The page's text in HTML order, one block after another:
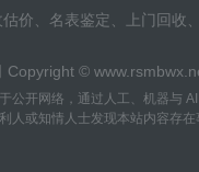
价、名表鉴定、上门回
Copyright ©
公开网络，通过人工、机器与
人或知情人士发现本站内容存